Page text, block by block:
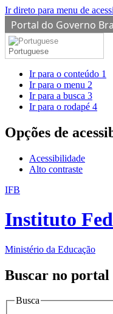
Ir direto para menu de
Portal do Governo
Portuguese
Ir para o conteúdo 1
Ir para o menu 2
Ir para a busca 3
Ir para o rodapé 4
Opções de
Acessibilidade
Alto contraste
IFB
Instituto
Ministério da Educação
Buscar no portal
Busca